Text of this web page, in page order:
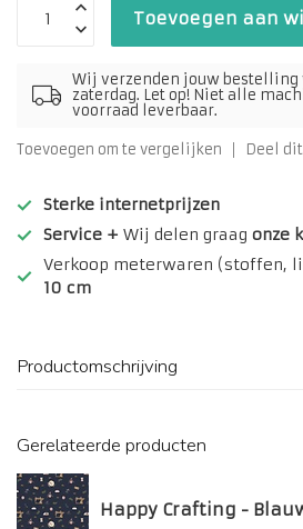
Toevoegen aan
Wij verzenden jouw bestelling
zaterdag. Let op! Niet alle
voorraad leverbaar.
Toevoegen om te vergelijken Deel
Sterke internetprijzen
Service + Wij delen graag onze
Verkoop meterwaren (stoffen,
10 cm
Productomschrijving
Gerelateerde producten
Happy Crafting -